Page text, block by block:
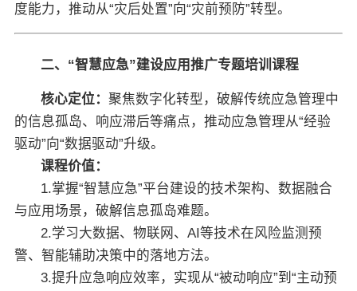
度能力，推动从“灾后处置”向“灾前预防”转型。
二、“智慧应急”建设应用推广专题培训课程
核心定位：聚焦数字化转型，破解传统应急管理中
的信息孤岛、响应滞后等痛点，推动应急管理从“经验
驱动”向“数据驱动”升级。
课程价值：
1.掌握“智慧应急”平台建设的技术架构、数据融合
与应用场景，破解信息孤岛难题。
2.学习大数据、物联网、AI等技术在风险监测预
警、智能辅助决策中的落地方法。
3.提升应急响应效率，实现从“被动响应”到“主动预